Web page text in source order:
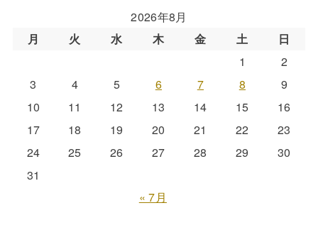
2026年8月
月
火 水 木 金 土
日
1
2
3
4 5 6 7 8
9
10
11 12 13 14 15
16
17
18 19 20 21 22
23
24
25 26 27 28 29
30
31
« 7月